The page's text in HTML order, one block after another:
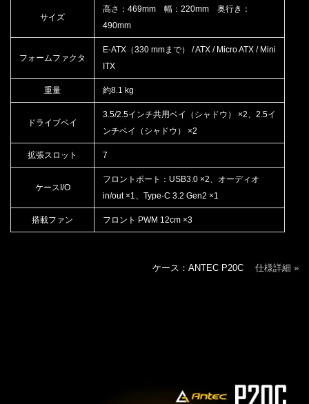
サイズ
高さ：469mm 幅：220mm 奥行き：
490mm
フォームファクタ
E-ATX（330 mmまで） / ATX / Micro ATX / Mini
ITX
重量 約8.1 kg
ドライブベイ
3.5/2.5インチ共用ベイ（シャドウ） ×2、2.5イ
ンチベイ（シャドウ） ×2
拡張スロット 7
ケースI/O
フロントポート：USB3.0 ×2、オーディオ
in/out ×1、Type-C 3.2 Gen2 ×1
搭載ファン フロント PWM 12cm ×3
ケース：ANTEC P20C 仕様詳細 »